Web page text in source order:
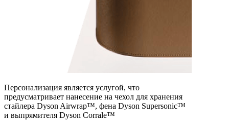
Персонализация является услугой, что
предусматривает нанесение на чехол для хранения
стайлера Dyson Airwrap™, фена Dyson Supersonic™
и выпрямителя Dyson Corralе™